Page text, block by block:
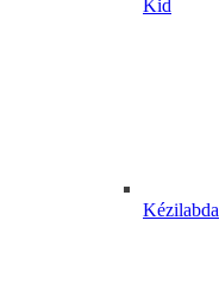
Kid
Kézilabda